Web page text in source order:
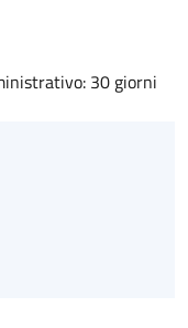
30 giorni